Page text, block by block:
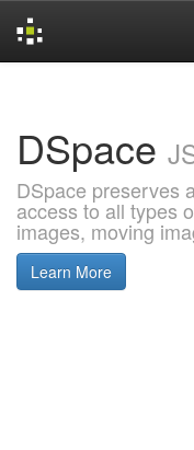
DSpace
DSpace preserves
access to all types
images, moving
Learn More